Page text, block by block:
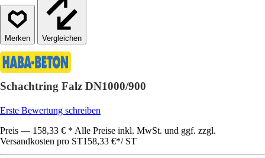
Vergleichen
Schachtring Falz DN1000/900
Erste Bewertung schreiben
Preis — 158,33 € * Alle Preise inkl. MwSt. und ggf. zzgl.
Versandkosten pro ST158,33 €*/ ST